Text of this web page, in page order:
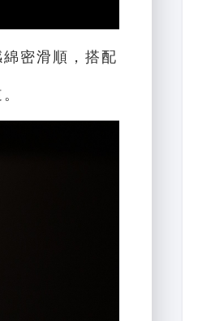
密滑順，搭配